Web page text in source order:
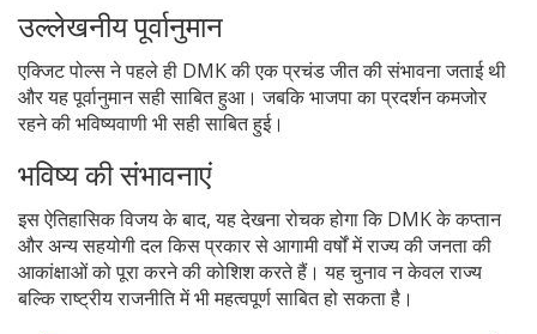
उल्लेखनीय पूर्वानुमान
एक्जिट पोल्स ने पहले ही DMK की एक प्रचंड जीत की संभावना जताई थी
और यह पूर्वानुमान सही साबित हुआ। जबकि भाजपा का प्रदर्शन कमजोर
रहने की भविष्यवाणी भी सही साबित हुई।
भविष्य की संभावनाएं
इस ऐतिहासिक विजय के बाद, यह देखना रोचक होगा कि DMK के कप्तान
और अन्य सहयोगी दल किस प्रकार से आगामी वर्षों में राज्य की जनता की
आकांक्षाओं को पूरा करने की कोशिश करते हैं। यह चुनाव न केवल राज्य
बल्कि राष्ट्रीय राजनीति में भी महत्वपूर्ण साबित हो सकता है।